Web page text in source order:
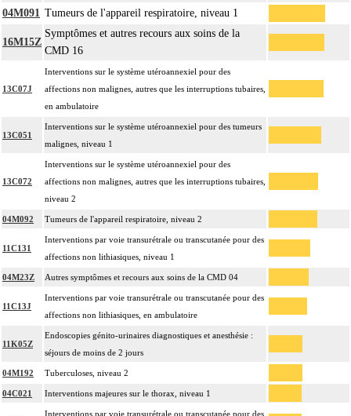
04M091 Tumeurs de l'appareil respiratoire, niveau 1
16M15Z
Symptômes et autres recours aux soins de la
CMD 16
13C07J
Interventions sur le système utéroannexiel pour des
affections non malignes, autres que les interruptions tubaires,
en ambulatoire
13C051
Interventions sur le système utéroannexiel pour des tumeurs
malignes, niveau 1
13C072
Interventions sur le système utéroannexiel pour des
affections non malignes, autres que les interruptions tubaires,
niveau 2
04M092 Tumeurs de l'appareil respiratoire, niveau 2
11C131
Interventions par voie transurétrale ou transcutanée pour des
affections non lithiasiques, niveau 1
04M23Z Autres symptômes et recours aux soins de la CMD 04
11C13J
Interventions par voie transurétrale ou transcutanée pour des
affections non lithiasiques, en ambulatoire
11K05Z
Endoscopies génito-urinaires diagnostiques et anesthésie :
séjours de moins de 2 jours
04M192 Tuberculoses, niveau 2
04C021 Interventions majeures sur le thorax, niveau 1
Interventions par voie transurétrale ou transcutanée pour des